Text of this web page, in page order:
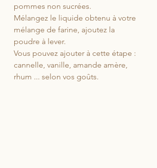
pommes non sucrées.
Mélangez le liquide obtenu à votre
mélange de farine, ajoutez la
poudre à lever.
Vous pouvez ajouter à cette étape :
cannelle, vanille, amande amère,
rhum ... selon vos goûts.